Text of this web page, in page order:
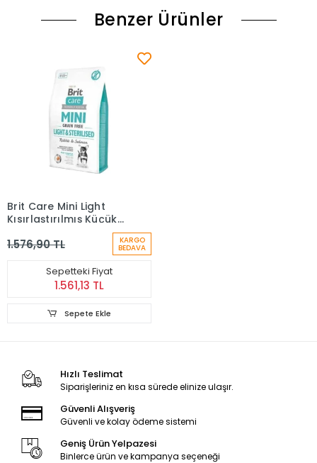
Benzer Ürünler
Brit Care Mini Light
Kısırlaştırılmış Küçük
Maması 2 Kg
1.576,90 TL KARGO
BEDAVA
Sepetteki Fiyat
1.561,13 TL
Sepete Ekle
Hızlı Teslimat
Siparişleriniz en kısa sürede elinize ulaşır.
Güvenli Alışveriş
Güvenli ve kolay ödeme sistemi
Geniş Ürün Yelpazesi
Binlerce ürün ve kampanya seçeneği